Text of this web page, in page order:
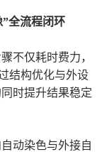
全流程闭环
不仅耗时费力，
结构优化与外设
时提升结果稳定
动染色与外接自